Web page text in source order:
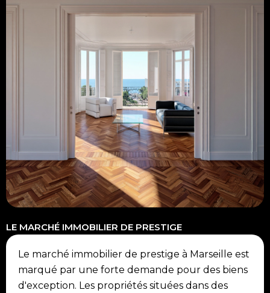
LE MARCHÉ IMMOBILIER DE PRESTIGE
Le marché immobilier de prestige à Marseille est
marqué par une forte demande pour des biens
d'exception. Les propriétés situées dans des